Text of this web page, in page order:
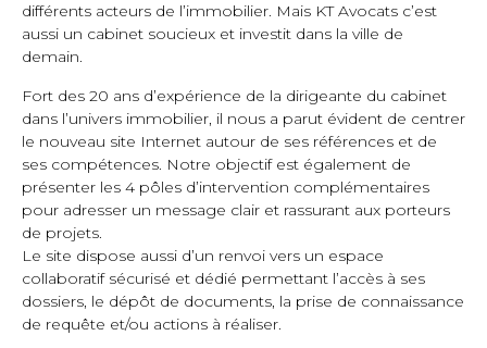
différents acteurs de l’immobilier. Mais KT Avocats c’est
aussi un cabinet soucieux et investit dans la ville de
demain.
Fort des 20 ans d’expérience de la dirigeante du cabinet
dans l’univers immobilier, il nous a parut évident de centrer
le nouveau site Internet autour de ses références et de
ses compétences. Notre objectif est également de
présenter les 4 pôles d’intervention complémentaires
pour adresser un message clair et rassurant aux porteurs
de projets.
Le site dispose aussi d’un renvoi vers un espace
collaboratif sécurisé et dédié permettant l’accès à ses
dossiers, le dépôt de documents, la prise de connaissance
de requête et/ou actions à réaliser​.